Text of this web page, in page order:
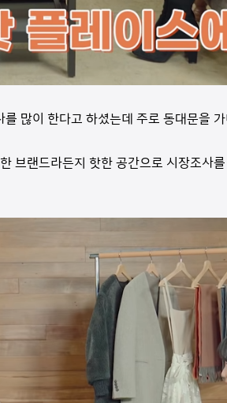
많이 한다고 하셨는데 주로 동대문을
브랜드라든지 핫한 공간으로 시장조사